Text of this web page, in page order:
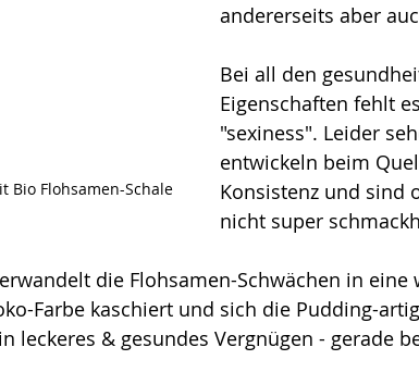
Bio Flohsamen-Schale
andererseits aber
Bei all den
Eigenschaften fehlt
"sexiness". Leider
entwickeln beim
Konsistenz und sind
nicht super
die Flohsamen-Schwächen in eine
Farbe kaschiert und sich die Pudding-
leckeres & gesundes Vergnügen - gerade